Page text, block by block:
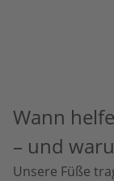
Wann
– und
Unsere Füße